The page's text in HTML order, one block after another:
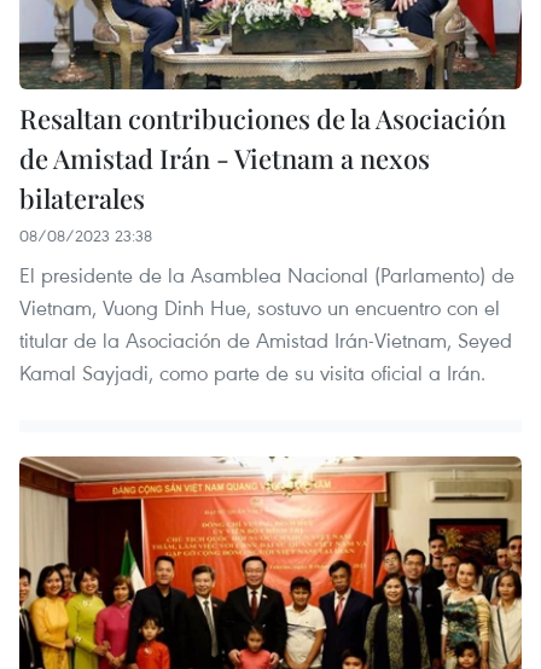
Resaltan contribuciones de la Asociación
de Amistad Irán - Vietnam a nexos
bilaterales
08/08/2023 23:38
El presidente de la Asamblea Nacional (Parlamento) de
Vietnam, Vuong Dinh Hue, sostuvo un encuentro con el
titular de la Asociación de Amistad Irán-Vietnam, Seyed
Kamal Sayjadi, como parte de su visita oficial a Irán.